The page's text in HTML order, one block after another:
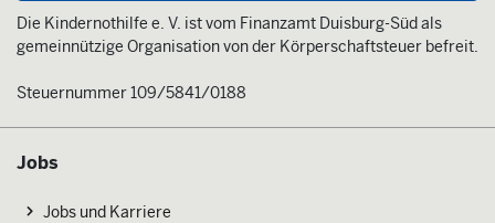
Die Kindernothilfe e. V. ist vom Finanzamt Duisburg-Süd als
gemeinnützige Organisation von der Körperschaftsteuer befreit.
Steuernummer 109/5841/0188
Jobs
Jobs und Karriere